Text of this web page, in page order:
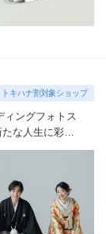
トキハナ割対象ショップ
ィングフォトス
な人生に彩り
手伝いをさせ
じて